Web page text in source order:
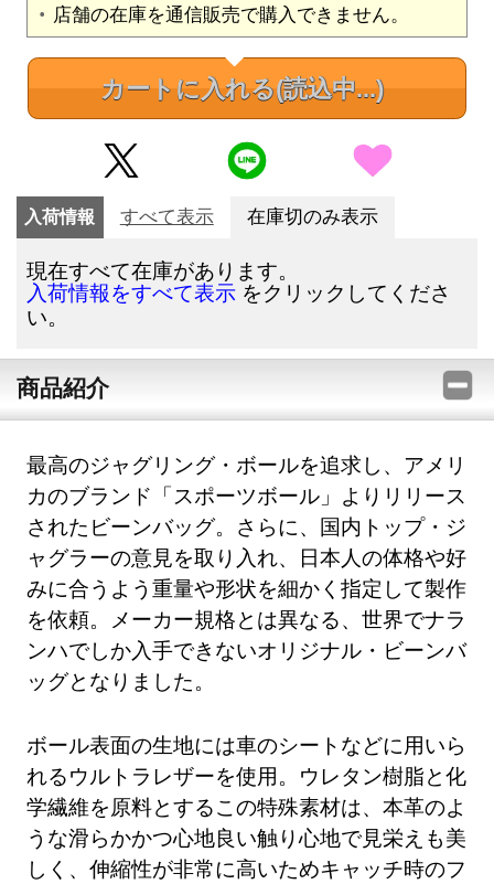
店舗の在庫を通信販売で購入できません。
カートに入れる(読込中...)
入荷情報 すべて表示 在庫切のみ表示
現在すべて在庫があります。
入荷情報をすべて表示 をクリックしてくださ
い。
商品紹介
最高のジャグリング・ボールを追求し、アメリ
カのブランド「スポーツボール」よりリリース
されたビーンバッグ。さらに、国内トップ・ジ
ャグラーの意見を取り入れ、日本人の体格や好
みに合うよう重量や形状を細かく指定して製作
を依頼。メーカー規格とは異なる、世界でナラ
ンハでしか入手できないオリジナル・ビーンバ
ッグとなりました。
ボール表面の生地には車のシートなどに用いら
れるウルトラレザーを使用。ウレタン樹脂と化
学繊維を原料とするこの特殊素材は、本革のよ
うな滑らかかつ心地良い触り心地で見栄えも美
しく、伸縮性が非常に高いためキャッチ時のフ